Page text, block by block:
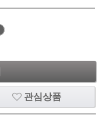
관심상품